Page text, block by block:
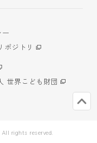
ポジトリ
世界こども財団
All rights reserved.